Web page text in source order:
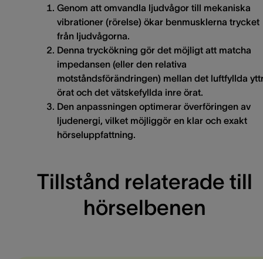
Genom att omvandla ljudvågor till mekaniska
vibrationer (rörelse) ökar benmusklerna trycket
från ljudvågorna.
Denna tryckökning gör det möjligt att matcha
impedansen (eller den relativa
motståndsförändringen) mellan det luftfyllda
örat och det vätskefyllda inre örat.
Den anpassningen optimerar överföringen av
ljudenergi, vilket möjliggör en klar och exakt
hörseluppfattning.
Tillstånd relaterade till
hörselbenen